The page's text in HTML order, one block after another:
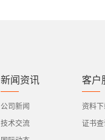
新闻资讯
公司新闻
技术交流
客户
资料
证书